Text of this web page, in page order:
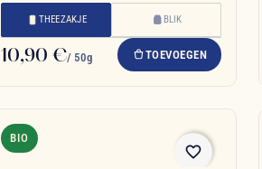
THEEZAKJE BLIK
10,90 €/ 50g TOEVOEGEN
BIO
favorite_border